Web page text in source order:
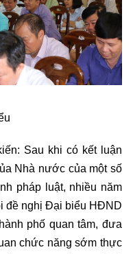
Sau khi có kết luận
Nhà nước của một số
pháp luật, nhiều năm
đề nghị Đại biểu HĐND
phố quan tâm, đưa
chức năng sớm thực